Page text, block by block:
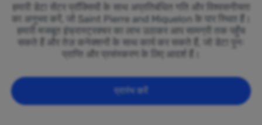
हमारी डेटा सेंटर प्रॉक्सियों के साथ अप्रतिबंधित गति और विश्वसनीयता
का अनुभव करें, जो Saint Pierre and Miquelon के पार स्थित हैं।
हमारी मजबूत इंफ्रास्ट्रक्चर का लाभ उठाकर आप सामग्री तक पहुँच
सकते हैं और तेज़ कनेक्शनों के साथ कार्य कर सकते हैं, जो डेटा पुनः
प्राप्ति और प्रसंस्करण के लिए आदर्श हैं।
प्रारंभ करें